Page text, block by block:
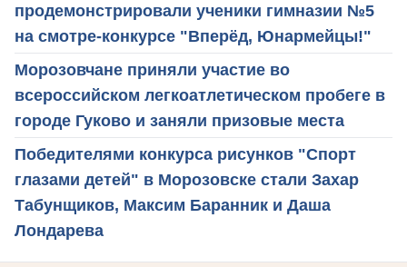
продемонстрировали ученики гимназии №5
на смотре-конкурсе "Вперёд, Юнармейцы!"
Морозовчане приняли участие во
всероссийском легкоатлетическом пробеге в
городе Гуково и заняли призовые места
Победителями конкурса рисунков "Спорт
глазами детей" в Морозовске стали Захар
Табунщиков, Максим Баранник и Даша
Лондарева